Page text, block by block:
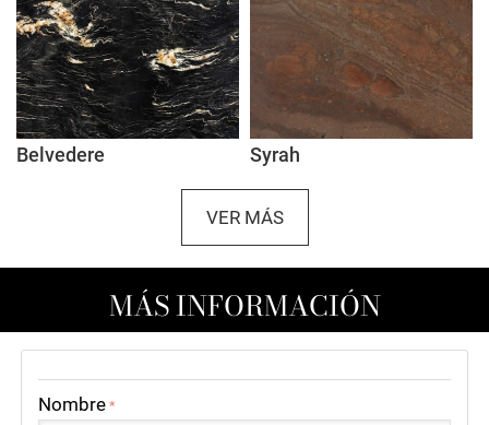
Belvedere Syrah
VER MÁS
MÁS INFORMACIÓN
Nombre *